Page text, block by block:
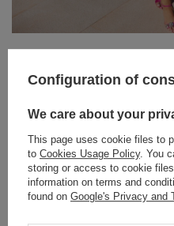
209,00 €
KUP STYLIZACJĘ
Configuration of
We care about your
This page uses cookie files to
to Cookies Usage Policy. You
storing or access to cookie
information on terms and
found on Google's Privacy and